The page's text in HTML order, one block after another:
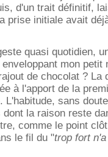
d'un trait définitif,
prise initiale avait
quasi quotidien,
mon petit
de chocolat ? La
à l'apport de la
L'habitude, sans
la raison reste
comme le point
le fil du "trop fort